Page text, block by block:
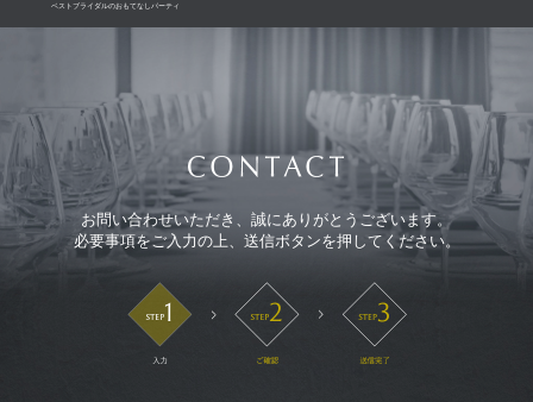
ベストブライダルのおもてなしパーティ
お問い合わせいただき、誠にありがとうございます。
必要事項をご入力の上、送信ボタンを押してください。